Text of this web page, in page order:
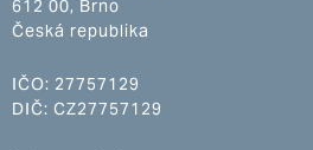
612 00, Brno
Česká republika
IČO: 27757129
DIČ: CZ27757129